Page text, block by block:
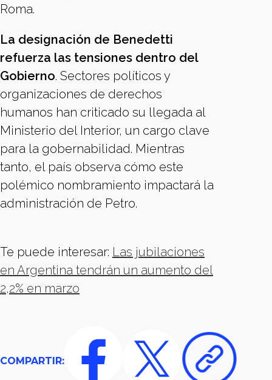
Roma.
La designación de Benedetti
refuerza las tensiones dentro del
Gobierno. Sectores políticos y
organizaciones de derechos
humanos han criticado su llegada al
Ministerio del Interior, un cargo clave
para la gobernabilidad. Mientras
tanto, el país observa cómo este
polémico nombramiento impactará la
administración de Petro.
Te puede interesar: Las jubilaciones
en Argentina tendrán un aumento del
2,2% en marzo
COMPARTIR: